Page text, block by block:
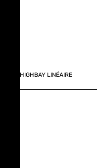
HIGHBAY LINÉAIRE